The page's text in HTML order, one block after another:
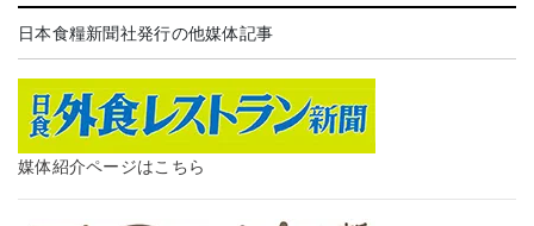
日本食糧新聞社発行の他媒体記事
媒体紹介ページはこちら